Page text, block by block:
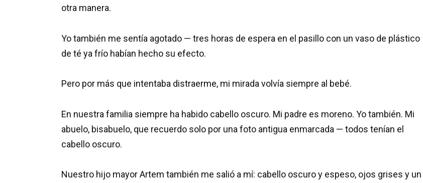
otra manera.
Yo también me sentía agotado — tres horas de espera en el pasillo con un vaso de plástico
de té ya frío habían hecho su efecto.
Pero por más que intentaba distraerme, mi mirada volvía siempre al bebé.
En nuestra familia siempre ha habido cabello oscuro. Mi padre es moreno. Yo también. Mi
abuelo, bisabuelo, que recuerdo solo por una foto antigua enmarcada — todos tenían el
cabello oscuro.
Nuestro hijo mayor Artem también me salió a mí: cabello oscuro y espeso, ojos grises y un